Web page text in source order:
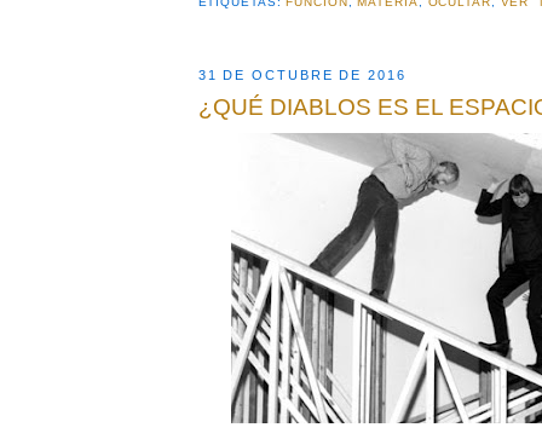
31 DE OCTUBRE DE 2016
¿QUÉ DIABLOS ES EL